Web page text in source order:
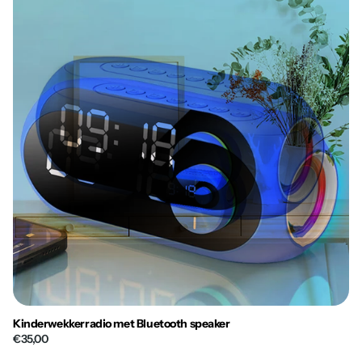
Kinderwekkerradio met Bluetooth speaker
€35,00